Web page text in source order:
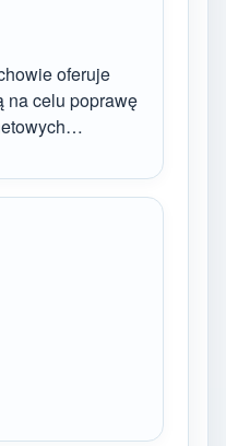
oferuje
na celu poprawę